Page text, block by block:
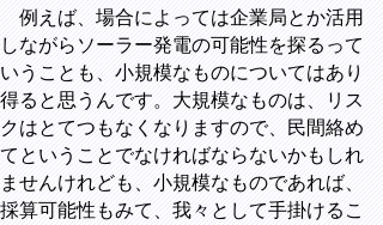
例えば、場合によっては企業局とか活用
しながらソーラー発電の可能性を探るって
いうことも、小規模なものについてはあり
得ると思うんです。大規模なものは、リス
クはとてつもなくなりますので、民間絡め
てということでなければならないかもしれ
ませんけれども、小規模なものであれば、
採算可能性もみて、我々として手掛けるこ